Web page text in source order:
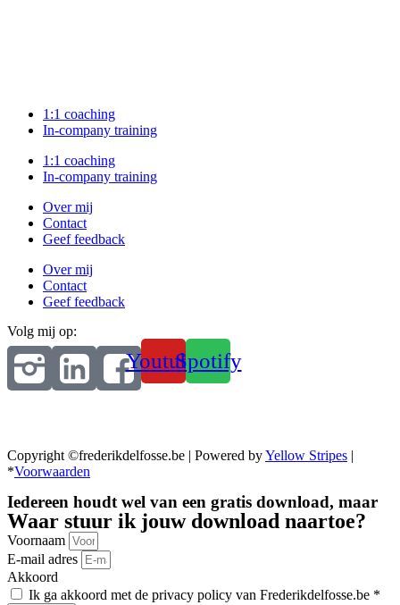
1:1 coaching
In-company training
1:1 coaching
In-company training
Over mij
Contact
Geef feedback
Over mij
Contact
Geef feedback
Volg mij op:
YoutubeSpotify
Copyright ©frederikdelfosse.be | Powered byYellow Stripes |
*Voorwaarden
Iedereen houdt wel van een gratis download, maar
Waar stuur ik jouw download naartoe?
Voornaam
E-mail adres
Akkoord
Ik ga akkoord met de privacy policy van Frederikdelfosse.be *